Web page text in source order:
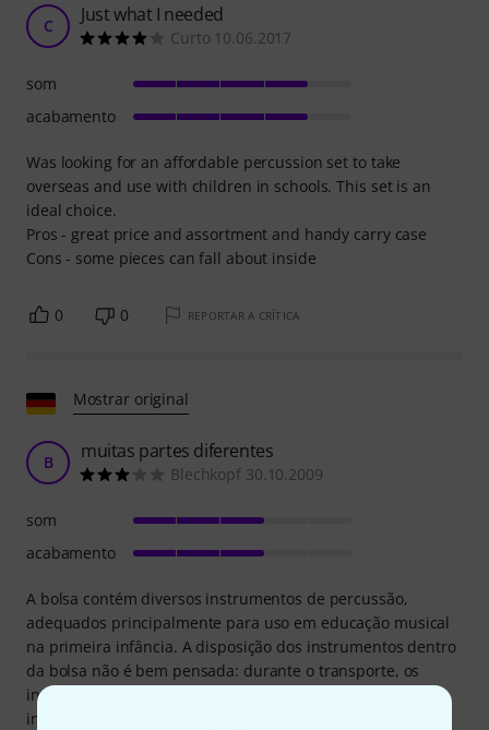
C Just what I needed
Curto 10.06.2017
Was looking for an affordable percussion set to take
overseas and use with children in schools. This set is an
ideal choice.
Pros - great price and assortment and handy carry case
Cons - some pieces can fall about inside
som
acabamento
0 0 REPORTAR A CRÍTICA
Mostrar original
B muitas partes diferentes
Blechkopf 30.10.2009
A bolsa contém diversos instrumentos de percussão,
adequados principalmente para uso em educação musical
na primeira infância. A disposição dos instrumentos dentro
da bolsa não é bem pensada: durante o transporte, os
instrumentos tendem a escorregar para fora da parte
inferior (veja a foto) pelas alças, e ao reabrir a bolsa, você
som
acabamento